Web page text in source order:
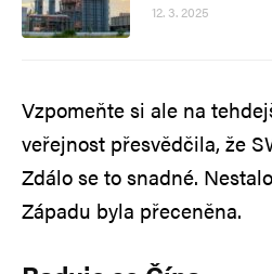
12. 3. 2025
Vzpomeňte si ale na
veřejnost přesvědčila, že
Zdálo se to snadné.
Západu byla přeceněna.